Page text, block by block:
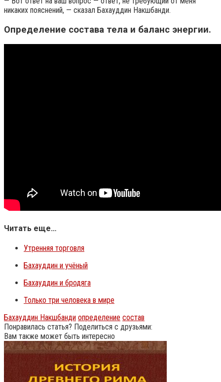
никаких пояснений, — сказал Бахауддин Накшбанди.
Определение состава тела и баланс энергии.
Читать еще…
Утренняя торговля
Бахауддин и учёный
Бахауддин и бродяга
Только три человека в мире
Бахауддин Накшбанди определение состав
Понравилась статья? Поделиться с друзьями:
Вам также может быть интересно